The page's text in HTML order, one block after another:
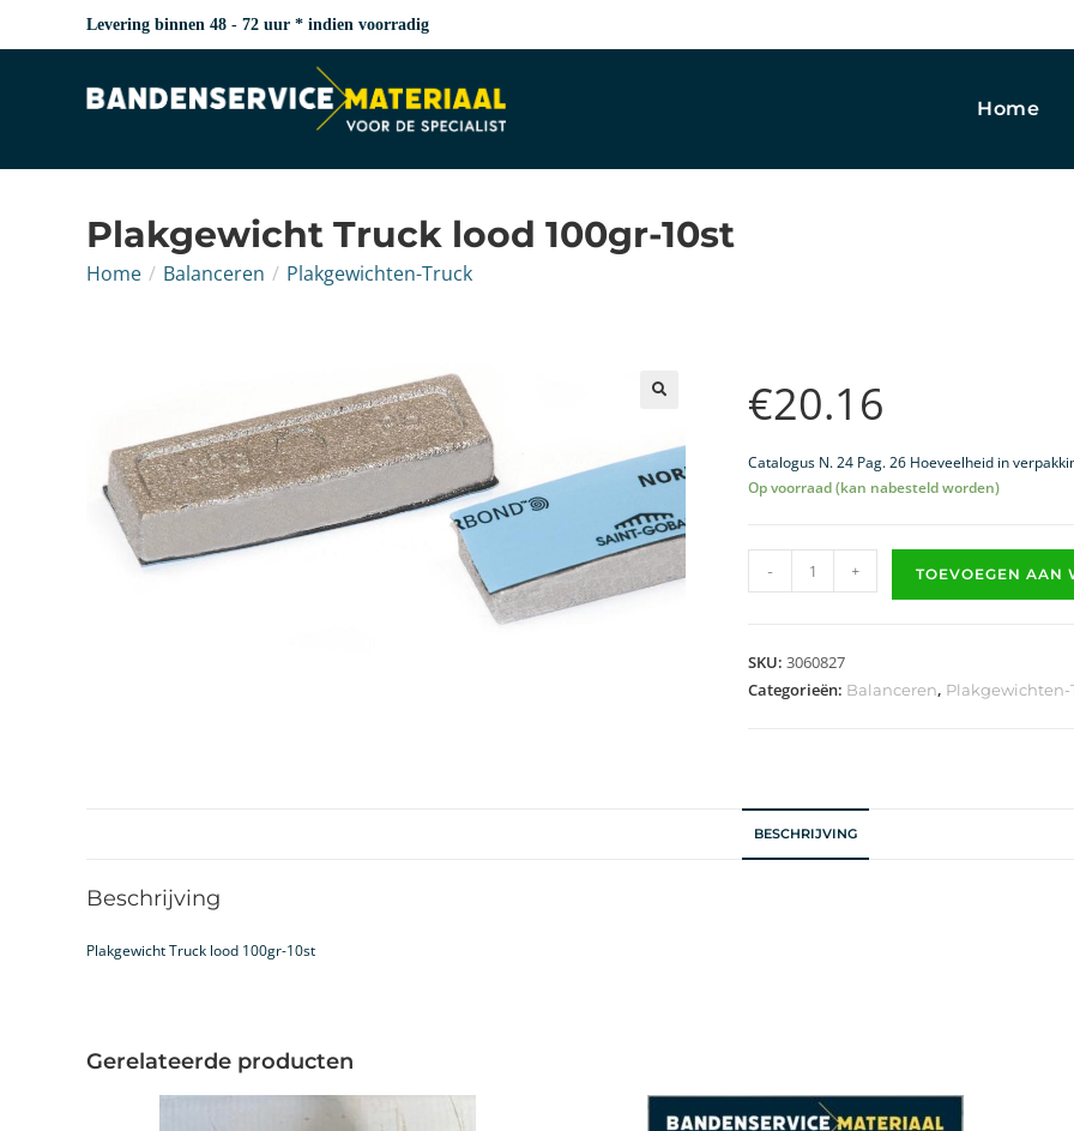
Levering binnen 48 - 72 uur * indien voorradig
Home
Plakgewicht Truck lood 100gr-10st
Home / Balanceren / Plakgewichten-Truck
€20.16
Catalogus N. 24 Pag. 26 Hoeveelheid in
Op voorraad (kan nabesteld worden)
- + TOEVOEGEN AAN
SKU: 3060827
Categorieën: Balanceren, Plakgewichten-
BESCHRIJVING
Beschrijving
Plakgewicht Truck lood 100gr-10st
Gerelateerde producten